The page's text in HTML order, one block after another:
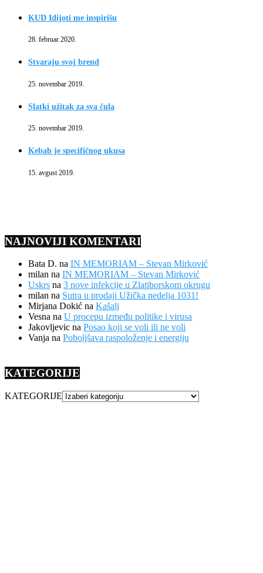
KUD Idijoti me inspirišu
28. februar 2020.
Stvaraju svoj brend
25. novembar 2019.
Slatki užitak za sva čula
25. novembar 2019.
Kebab je specifičnog ukusa
15. avgust 2019.
NAJNOVIJI KOMENTARI
Bata D. na IN MEMORIAM – Stevan Mirković
milan na IN MEMORIAM – Stevan Mirković
Uskrs na 3 nove infekcije u Zlatiborskom okrugu
milan na Sutra u prodaji Užička nedelja 1031!
Mirjana Dokić na Kašalj
Vesna na U procepu između politike i virusa
Jakovljevic na Posao koji se voli ili ne voli
Vanja na Poboljšava raspoloženje i energiju
KATEGORIJE
KATEGORIJE